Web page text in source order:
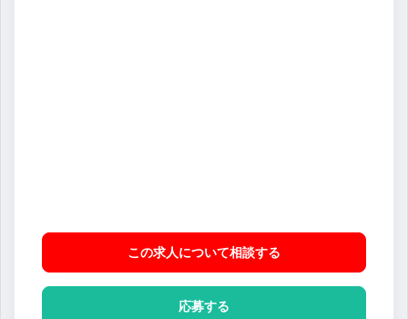
この求人について相談する
応募する